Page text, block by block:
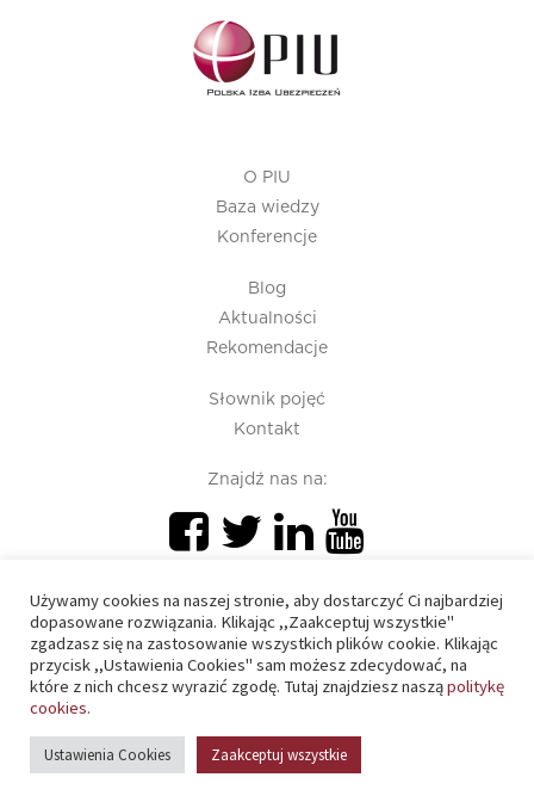
O PIU
Baza wiedzy
Konferencje
Blog
Aktualności
Rekomendacje
Słownik pojęć
Kontakt
Znajdź nas na:
PIU 2020 © All right reserved
Polityka cookies
Używamy cookies na naszej stronie, aby dostarczyć Ci najbardziej
dopasowane rozwiązania. Klikając ,,Zaakceptuj wszystkie"
zgadzasz się na zastosowanie wszystkich plików cookie. Klikając
przycisk ,,Ustawienia Cookies" sam możesz zdecydować, na
które z nich chcesz wyrazić zgodę. Tutaj znajdziesz nasząpolitykę
cookies.
Ustawienia Cookies Zaakceptuj wszystkie